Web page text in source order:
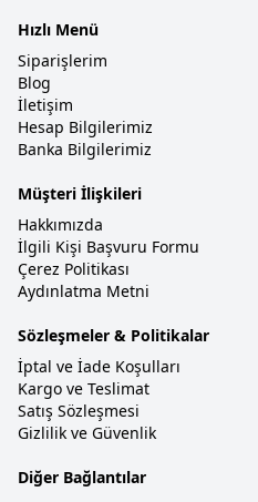
Hızlı Menü
Siparişlerim
Blog
İletişim
Hesap Bilgilerimiz
Banka Bilgilerimiz
Müşteri İlişkileri
Hakkımızda
İlgili Kişi Başvuru Formu
Çerez Politikası
Aydınlatma Metni
Sözleşmeler & Politikalar
İptal ve İade Koşulları
Kargo ve Teslimat
Satış Sözleşmesi
Gizlilik ve Güvenlik
Diğer Bağlantılar